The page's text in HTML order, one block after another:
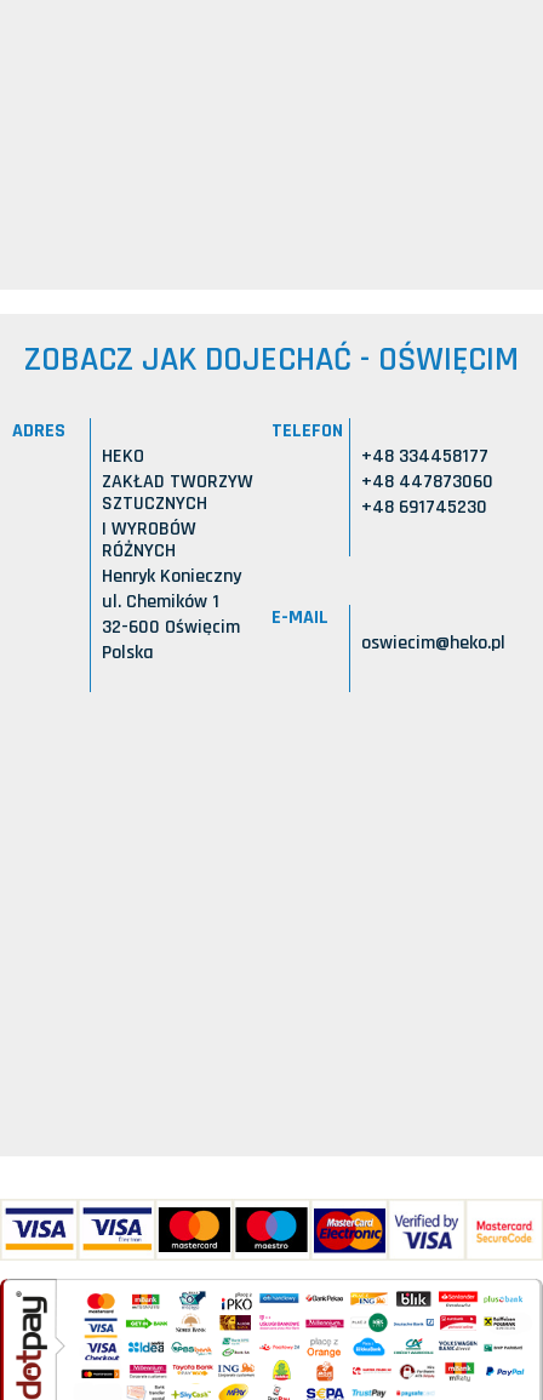
ZOBACZ JAK DOJECHAĆ - OŚWIĘCIM
ADRES
HEKO
ZAKŁAD TWORZYW
SZTUCZNYCH
I WYROBÓW
RÓŻNYCH
Henryk Konieczny
ul. Chemików 1
32-600 Oświęcim
Polska
TELEFON
+48 334458177
+48 447873060
+48 691745230
E-MAIL
oswiecim@heko.pl